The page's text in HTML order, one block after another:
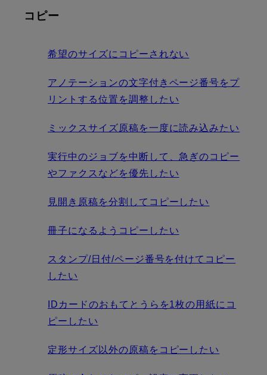
コピー
希望のサイズにコピーされない
アノテーションの文字付きページ番号をプ
リントする位置を調整したい
ミックスサイズ原稿を一度に読み込みたい
実行中のジョブを中断して、急ぎのコピー
やファクスなどを優先したい
見開き原稿を分割してコピーしたい
冊子になるようコピーしたい
スタンプ/日付/ページ番号を付けてコピー
したい
IDカードのおもてとうらを1枚の用紙にコ
ピーしたい
定形サイズ以外の原稿をコピーしたい